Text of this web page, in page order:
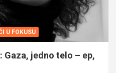
U FOKUSU
Gaza, jedno telo – ep,